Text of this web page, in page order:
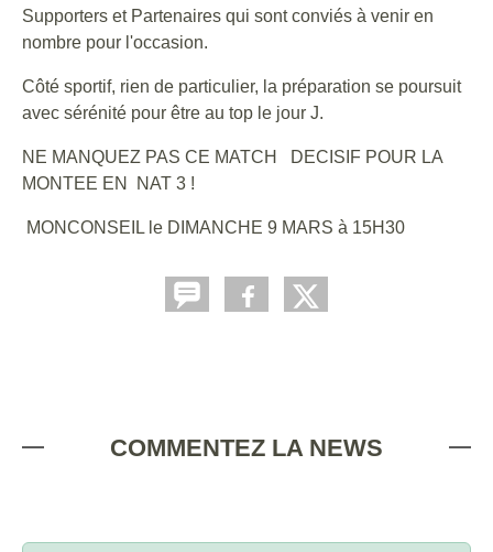
Supporters et Partenaires qui sont conviés à venir en
nombre pour l'occasion.
Côté sportif, rien de particulier, la préparation se poursuit
avec sérénité pour être au top le jour J.
NE MANQUEZ PAS CE MATCH DECISIF POUR LA
MONTEE EN NAT 3 !
MONCONSEIL le DIMANCHE 9 MARS à 15H30
COMMENTEZ LA NEWS